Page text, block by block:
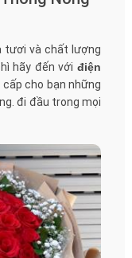
tươi và chất lượng
hãy đến vớiđiện
cho bạn những
đi đầu trong mọi